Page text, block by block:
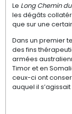
Le Long Chemin
les dégâts
que sur une
Dans un premier
des fins
armées
Timor et en
ceux-ci ont
auquel il